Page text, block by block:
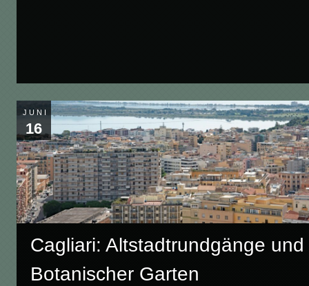
JUNI
16
Cagliari: Altstadtrundgänge und
Botanischer Garten